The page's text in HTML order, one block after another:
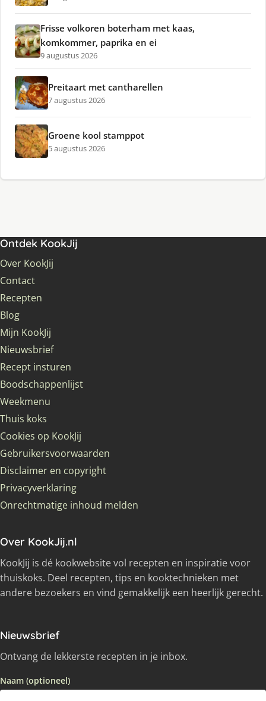
Frisse volkoren boterham met kaas,
komkommer, paprika en ei
9 augustus 2026
Preitaart met cantharellen
7 augustus 2026
Groene kool stamppot
5 augustus 2026
Ontdek KookJij
Over KookJij
Contact
Recepten
Blog
Mijn KookJij
Nieuwsbrief
Recept insturen
Boodschappenlijst
Weekmenu
Thuis koks
Cookies op KookJij
Gebruikersvoorwaarden
Disclaimer en copyright
Privacyverklaring
Onrechtmatige inhoud melden
Over KookJij.nl
KookJij is dé kookwebsite vol recepten en inspiratie voor
thuiskoks. Deel recepten, tips en kooktechnieken met
andere bezoekers en vind gemakkelijk een heerlijk gerecht.
Nieuwsbrief
Ontvang de lekkerste recepten in je inbox.
Naam (optioneel)